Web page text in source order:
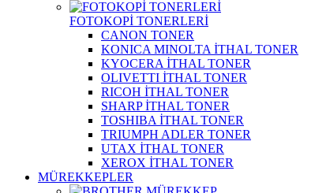
FOTOKOPİ TONERLERİ
CANON TONER
KONICA MINOLTA İTHAL TONER
KYOCERA İTHAL TONER
OLIVETTI İTHAL TONER
RICOH İTHAL TONER
SHARP İTHAL TONER
TOSHIBA İTHAL TONER
TRIUMPH ADLER TONER
UTAX İTHAL TONER
XEROX İTHAL TONER
MÜREKKEPLER